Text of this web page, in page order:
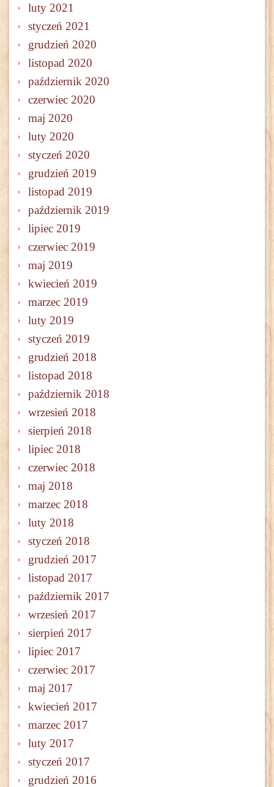
luty 2021
styczeń 2021
grudzień 2020
listopad 2020
październik 2020
czerwiec 2020
maj 2020
luty 2020
styczeń 2020
grudzień 2019
listopad 2019
październik 2019
lipiec 2019
czerwiec 2019
maj 2019
kwiecień 2019
marzec 2019
luty 2019
styczeń 2019
grudzień 2018
listopad 2018
październik 2018
wrzesień 2018
sierpień 2018
lipiec 2018
czerwiec 2018
maj 2018
marzec 2018
luty 2018
styczeń 2018
grudzień 2017
listopad 2017
październik 2017
wrzesień 2017
sierpień 2017
lipiec 2017
czerwiec 2017
maj 2017
kwiecień 2017
marzec 2017
luty 2017
styczeń 2017
grudzień 2016